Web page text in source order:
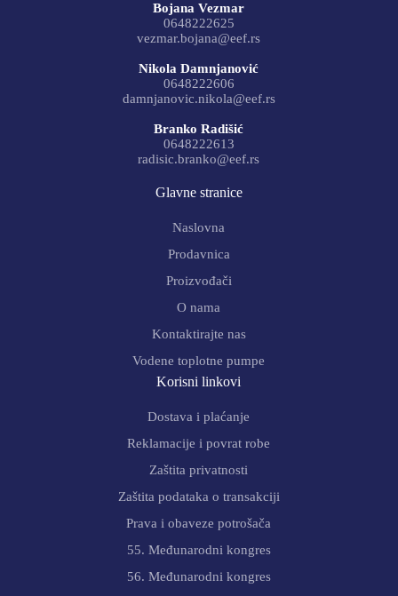
Bojana Vezmar
0648222625
vezmar.bojana@eef.rs
Nikola Damnjanović
0648222606
damnjanovic.nikola@eef.rs
Branko Radišić
0648222613
radisic.branko@eef.rs
Glavne stranice
Naslovna
Prodavnica
Proizvođači
O nama
Kontaktirajte nas
Vodene toplotne pumpe
Korisni linkovi
Dostava i plaćanje
Reklamacije i povrat robe
Zaštita privatnosti
Zaštita podataka o transakciji
Prava i obaveze potrošača
55. Međunarodni kongres
56. Međunarodni kongres